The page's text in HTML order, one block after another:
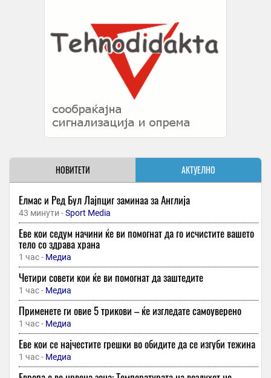
НОВИТЕТИ АКТУЕЛНО
Елмас и Ред Бул Лајпциг заминаа за Англија
43 минути -Sport Media
Еве кои седум начини ќе ви помогнат да го исчистите вашето
тело со здрава храна
1 час - Медиа
Четири совети кои ќе ви помогнат да заштедите
1 час - Медиа
Применете ги овие 5 трикови – ќе изгледате самоуверено
1 час - Медиа
Еве кои се најчестите грешки во обидите да се изгуби тежина
1 час - Медиа